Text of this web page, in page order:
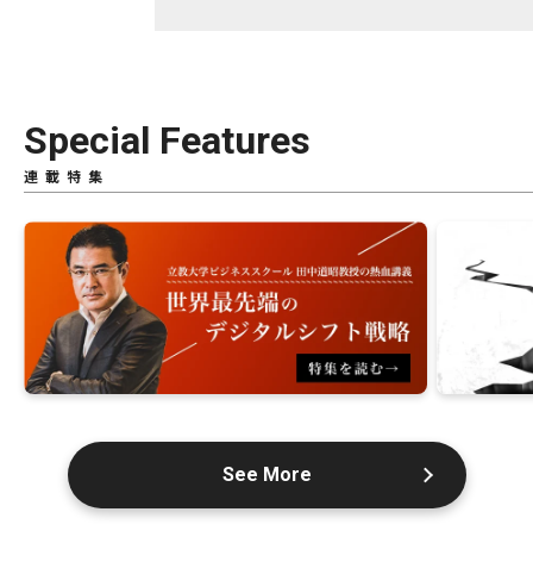
Special Features
連載特集
See More